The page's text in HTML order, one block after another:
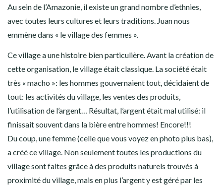
Au sein de l’Amazonie, il existe un grand nombre d’ethnies,
avec toutes leurs cultures et leurs traditions. Juan nous
emmène dans « le village des femmes ».
Ce village a une histoire bien particulière. Avant la création de
cette organisation, le village était classique. La société était
très « macho »: les hommes gouvernaient tout, décidaient de
tout: les activités du village, les ventes des produits,
l’utilisation de l’argent… Résultat, l’argent était mal utilisé: il
finissait souvent dans la bière entre hommes! Encore!!!
Du coup, une femme (celle que vous voyez en photo plus bas),
a créé ce village. Non seulement toutes les productions du
village sont faites grâce à des produits naturels trouvés à
proximité du village, mais en plus l’argent y est géré par les